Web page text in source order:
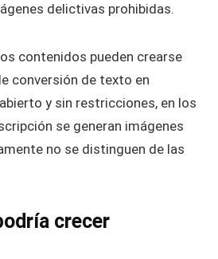
delictivas prohibidas.
contenidos pueden crearse
conversión de texto en
y sin restricciones, en los
se generan imágenes
no se distinguen de las
crecer